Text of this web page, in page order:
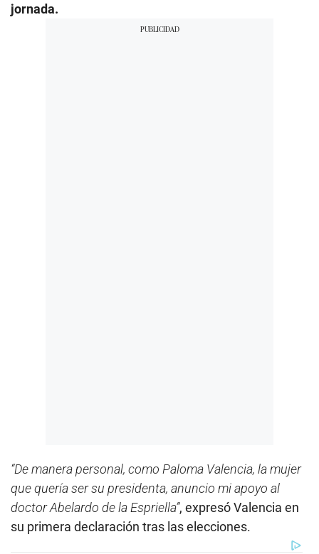
jornada.
“De manera personal, como Paloma Valencia, la mujer
que quería ser su presidenta, anuncio mi apoyo al
doctor Abelardo de la Espriella”, expresó Valencia en
su primera declaración tras las elecciones.